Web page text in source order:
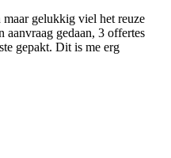
maar gelukkig viel het reuze
aanvraag gedaan, 3 offertes
gepakt. Dit is me erg